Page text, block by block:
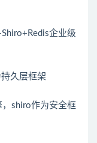
企业级
久层框架
shiro作为安全框